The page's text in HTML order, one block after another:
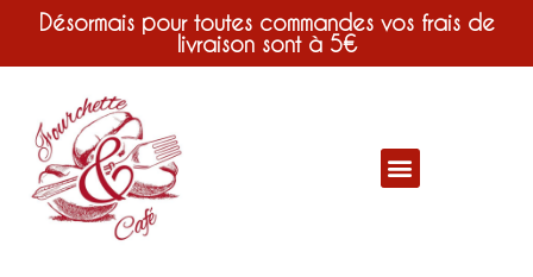
Désormais pour toutes commandes vos frais de
livraison sont à 5€